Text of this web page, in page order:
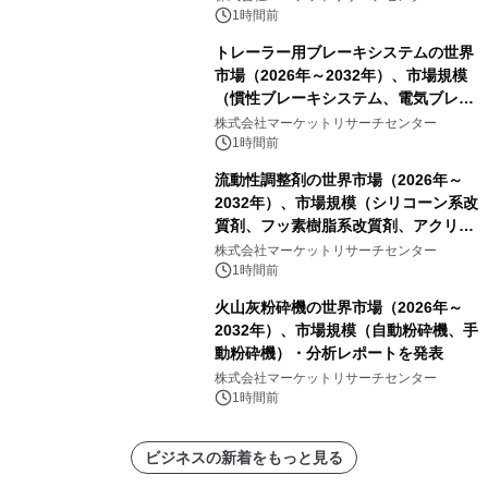
1時間前
トレーラー用ブレーキシステムの世界
市場（2026年～2032年）、市場規模
（慣性ブレーキシステム、電気ブレー
キシステム、その他）・分析レポート
を発表
株式会社マーケットリサーチセンター
1時間前
流動性調整剤の世界市場（2026年～
2032年）、市場規模（シリコーン系改
質剤、フッ素樹脂系改質剤、アクリル
系改質剤、ポリウレタン系改質剤、ワ
ックス系改質剤）・分析レポートを発
株式会社マーケットリサーチセンター
1時間前
火山灰粉砕機の世界市場（2026年～
2032年）、市場規模（自動粉砕機、手
動粉砕機）・分析レポートを発表
株式会社マーケットリサーチセンター
1時間前
ビジネスの新着をもっと見る